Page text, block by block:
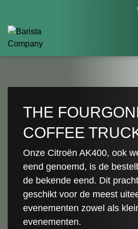
THE
COFFEE
Onze Citroën AK400, ook
eend genoemd, is de
de bekende eend. Dit
geschikt voor de meest
evenementen zowel als
evenementen.
Bulli & The Ariba
Piaggio Coffee Trucks
Groovy Coffee truck
Coffee barn
The fourgonnette Coffee Truck
Exclusieve theebar
Smoothies & Juices
Bedrukte koffiebekers
Infused water
Contact
Het team
OFFERTE AANVRAGEN
Bulli & The Ariba
Piaggio Coffee Trucks
Groovy Coffee truck
Coffee barn
The fourgonnette Coffee Truck
Exclusieve theebar
Smoothies & Juices
Bedrukte koffiebekers
Infused water
Contact
Het team
OFFERTE AANVRAGEN